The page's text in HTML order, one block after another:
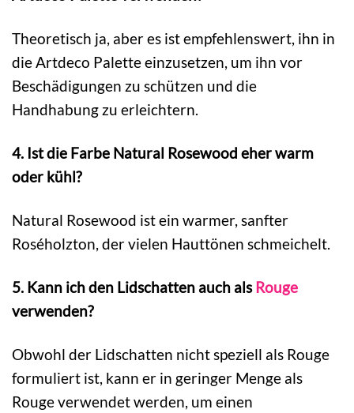
Theoretisch ja, aber es ist empfehlenswert, ihn in
die Artdeco Palette einzusetzen, um ihn vor
Beschädigungen zu schützen und die
Handhabung zu erleichtern.
4. Ist die Farbe Natural Rosewood eher warm
oder kühl?
Natural Rosewood ist ein warmer, sanfter
Roséholzton, der vielen Hauttönen schmeichelt.
5. Kann ich den Lidschatten auch alsRouge
verwenden?
Obwohl der Lidschatten nicht speziell als Rouge
formuliert ist, kann er in geringer Menge als
Rouge verwendet werden, um einen